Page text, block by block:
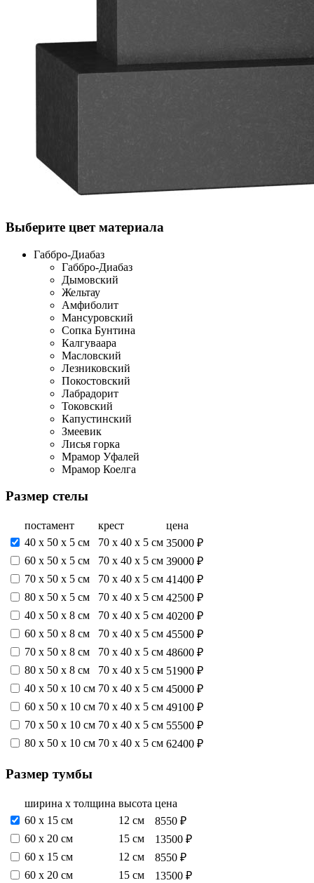
Выберите цвет материала
Габбро-Диабаз
Габбро-Диабаз
Дымовский
Жельтау
Амфиболит
Мансуровский
Сопка Бунтина
Калгуваара
Масловский
Лезниковский
Покостовский
Лабрадорит
Токовский
Капустинский
Змеевик
Лисья горка
Мрамор Уфалей
Мрамор Коелга
Размер стелы
постамент крест
цена
40 х 50 х 5 см
70 х 40 х 5 см 35000 ₽
60 х 50 х 5 см
70 х 40 х 5 см 39000 ₽
70 х 50 х 5 см
70 х 40 х 5 см 41400 ₽
80 х 50 х 5 см
70 х 40 х 5 см 42500 ₽
40 х 50 х 8 см
70 х 40 х 5 см 40200 ₽
60 х 50 х 8 см
70 х 40 х 5 см 45500 ₽
70 х 50 х 8 см
70 х 40 х 5 см 48600 ₽
80 х 50 х 8 см
70 х 40 х 5 см 51900 ₽
40 х 50 х 10 см 70 х 40 х 5 см 45000 ₽
60 х 50 х 10 см 70 х 40 х 5 см 49100 ₽
70 х 50 х 10 см 70 х 40 х 5 см 55500 ₽
80 х 50 х 10 см 70 х 40 х 5 см 62400 ₽
Размер тумбы
ширина х толщина высота цена
60 х 15 см
12 см
8550 ₽
60 х 20 см
15 см
13500 ₽
60 х 15 см
12 см
8550 ₽
60 х 20 см
15 см 13500 ₽